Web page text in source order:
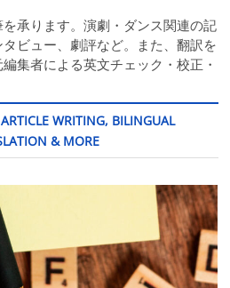
承ります。演劇・ダンス関連の記
ビュー、劇評など。また、翻訳を
集者による英文チェック・校正・
WRITING, BILINGUAL
& MORE